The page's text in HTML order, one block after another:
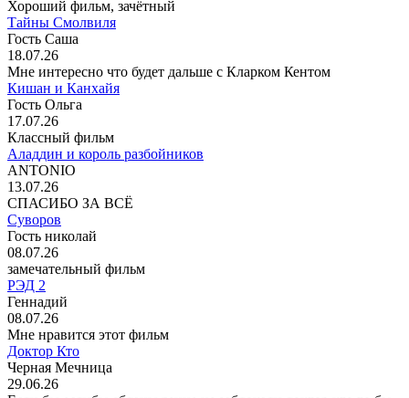
Хороший фильм, зачётный
Тайны Смолвиля
Гость Саша
18.07.26
Мне интересно что будет дальше с Кларком Кентом
Кишан и Канхайя
Гость Ольга
17.07.26
Классный фильм
Аладдин и король разбойников
ANTONIO
13.07.26
СПАСИБО ЗА ВСЁ
Суворов
Гость николай
08.07.26
замечательный фильм
РЭД 2
Геннадий
08.07.26
Мне нравится этот фильм
Доктор Кто
Черная Мечница
29.06.26